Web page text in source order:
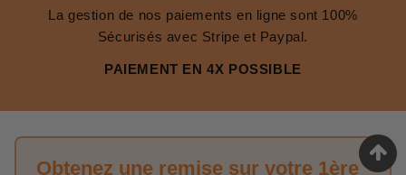
La gestion de nos paiements en ligne sont 100%
Sécurisés avec Stripe et Paypal.
PAIEMENT EN 4X POSSIBLE
Obtenez une remise sur votre 1ère